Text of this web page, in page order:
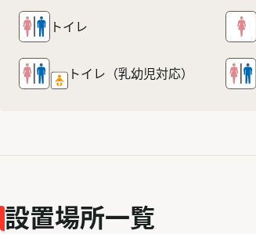
トイレ
トイレ （乳幼児対応）
設置場所一覧